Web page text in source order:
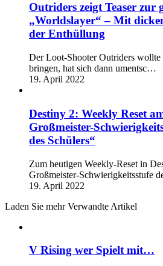
Outriders zeigt Teaser zur
„Worldslayer“ – Mit
der Enthüllung
Der Loot-Shooter Outriders
bringen, hat sich dann umentsc…
19. April 2022
Destiny 2: Weekly Reset
Großmeister-
des Schülers“
Zum heutigen Weekly-Reset in
Großmeister-Schwierigkeitsstufe
19. April 2022
Laden Sie mehr Verwandte Artikel
V Rising wer Spielt mit…